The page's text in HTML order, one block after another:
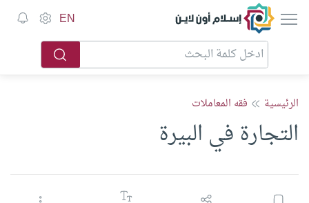
إسلام أون لاين EN
الرئيسية فقه المعاملات
التجارة في البيرة